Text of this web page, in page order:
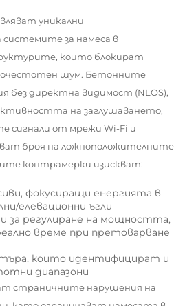
уникални
системите за намеса в
които блокират
шум. Бетонните
без директна видимост (NLOS),
на заглушаването,
сигнали от мрежи Wi-Fi и
броя на ложноположителните
контрамерки изискват:
фокусиращи енергията в
елевационни ъгли
за регулиране на мощността,
време при претоварване
които идентифицират и
диапазони
страничните нарушения на